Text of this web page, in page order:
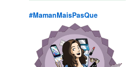
#MamanMaisPasQue